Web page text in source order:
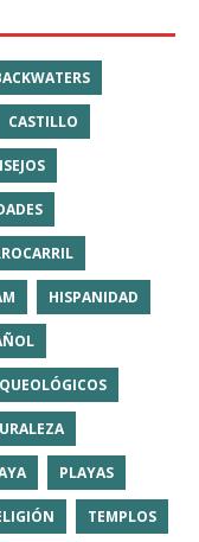
CASTILLO
HISPANIDAD
PLAYAS
TEMPLOS